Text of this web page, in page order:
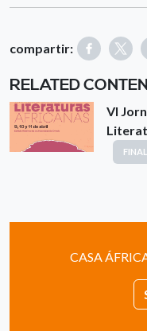
compartir:
RELATED
VI
CASA